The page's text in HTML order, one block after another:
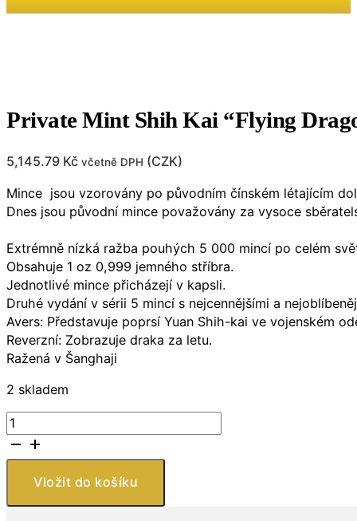
Private Mint Shih Kai “Flying
5,145.79 Kč včetně DPH (CZK)
Mince jsou vzorovány po původním čínském létajícím
Dnes jsou původní mince považovány za vysoce
Extrémně nízká ražba pouhých 5 000 mincí po celém
Obsahuje 1 oz 0,999 jemného stříbra.
Jednotlivé mince přicházejí v kapsli.
Druhé vydání v sérii 5 mincí s nejcennějšími a
Avers: Představuje poprsí Yuan Shih-kai ve vojenském
Reverzní: Zobrazuje draka za letu.
Ražená v Šanghaji
2 skladem
Private
Mint
Shih
Dragon"
Vložit do košíku